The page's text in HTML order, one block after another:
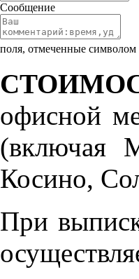
Сообщение
поля, отмеченные
офисной
(включая
Косино,
При